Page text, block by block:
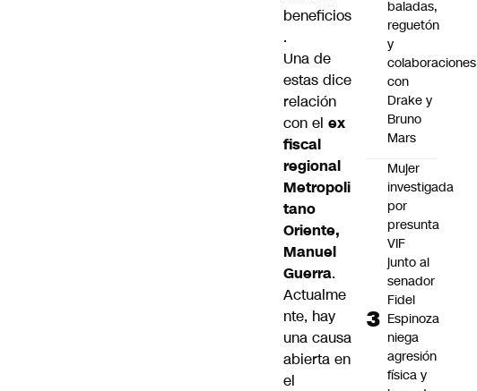
beneficios
.
Una de
estas dice
relación
con el ex
fiscal
regional
Metropoli
tano
Oriente,
Manuel
Guerra.
Actualme
nte, hay
una causa
abierta en
el
baladas,
reguetón
y
colaboraciones
con
Drake y
Bruno
Mars
Mujer
investigada
por
presunta
VIF
junto al
senador
Fidel
Espinoza
niega
agresión
física y